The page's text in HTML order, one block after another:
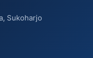
Sukoharjo